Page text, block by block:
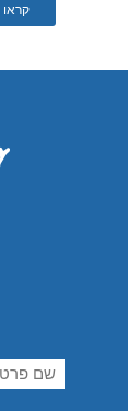
קראו